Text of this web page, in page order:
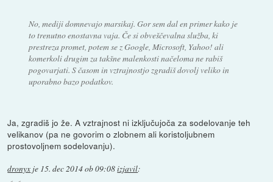
No, mediji domnevajo marsikaj. Gor sem dal en primer kako je
to trenutno enostavna vaja. Če si obveščevalna služba, ki
prestreza promet, potem se z Google, Microsoft, Yahoo! ali
komerkoli drugim za takšne malenkosti načeloma ne rabiš
pogovarjati. S časom in vztrajnostjo zgradiš dovolj veliko in
uporabno bazo podatkov.
Ja, zgradiš jo že. A vztrajnost ni izključujoča za sodelovanje teh
velikanov (pa ne govorim o zlobnem ali koristoljubnem
prostovoljnem sodelovanju).
dronyx je 15. dec 2014 ob 09:08izjavil: